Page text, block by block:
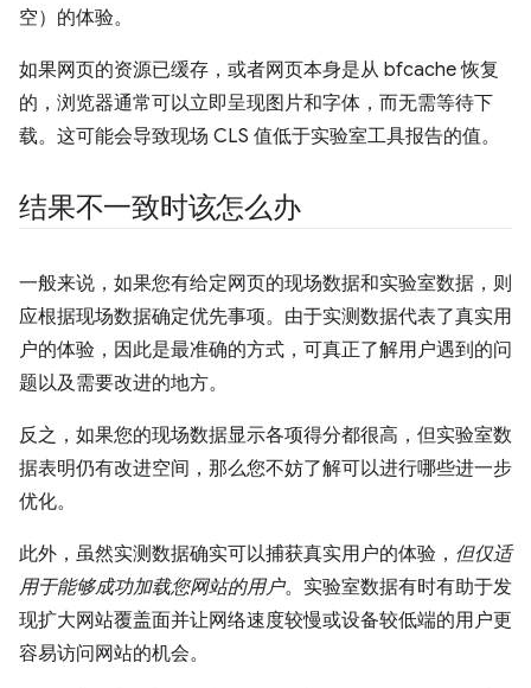
空）的体验。
如果网页的资源已缓存，或者网页本身是从 bfcache 恢复
的，浏览器通常可以立即呈现图片和字体，而无需等待下
载。这可能会导致现场 CLS 值低于实验室工具报告的值。
结果不一致时该怎么办
一般来说，如果您有给定网页的现场数据和实验室数据，则
应根据现场数据确定优先事项。由于实测数据代表了真实用
户的体验，因此是最准确的方式，可真正了解用户遇到的问
题以及需要改进的地方。
反之，如果您的现场数据显示各项得分都很高，但实验室数
据表明仍有改进空间，那么您不妨了解可以进行哪些进一步
优化。
此外，虽然实测数据确实可以捕获真实用户的体验， 但仅适
用于能够成功加载您网站的用户。实验室数据有时有助于发
现扩大网站覆盖面并让网络速度较慢或设备较低端的用户更
容易访问网站的机会。